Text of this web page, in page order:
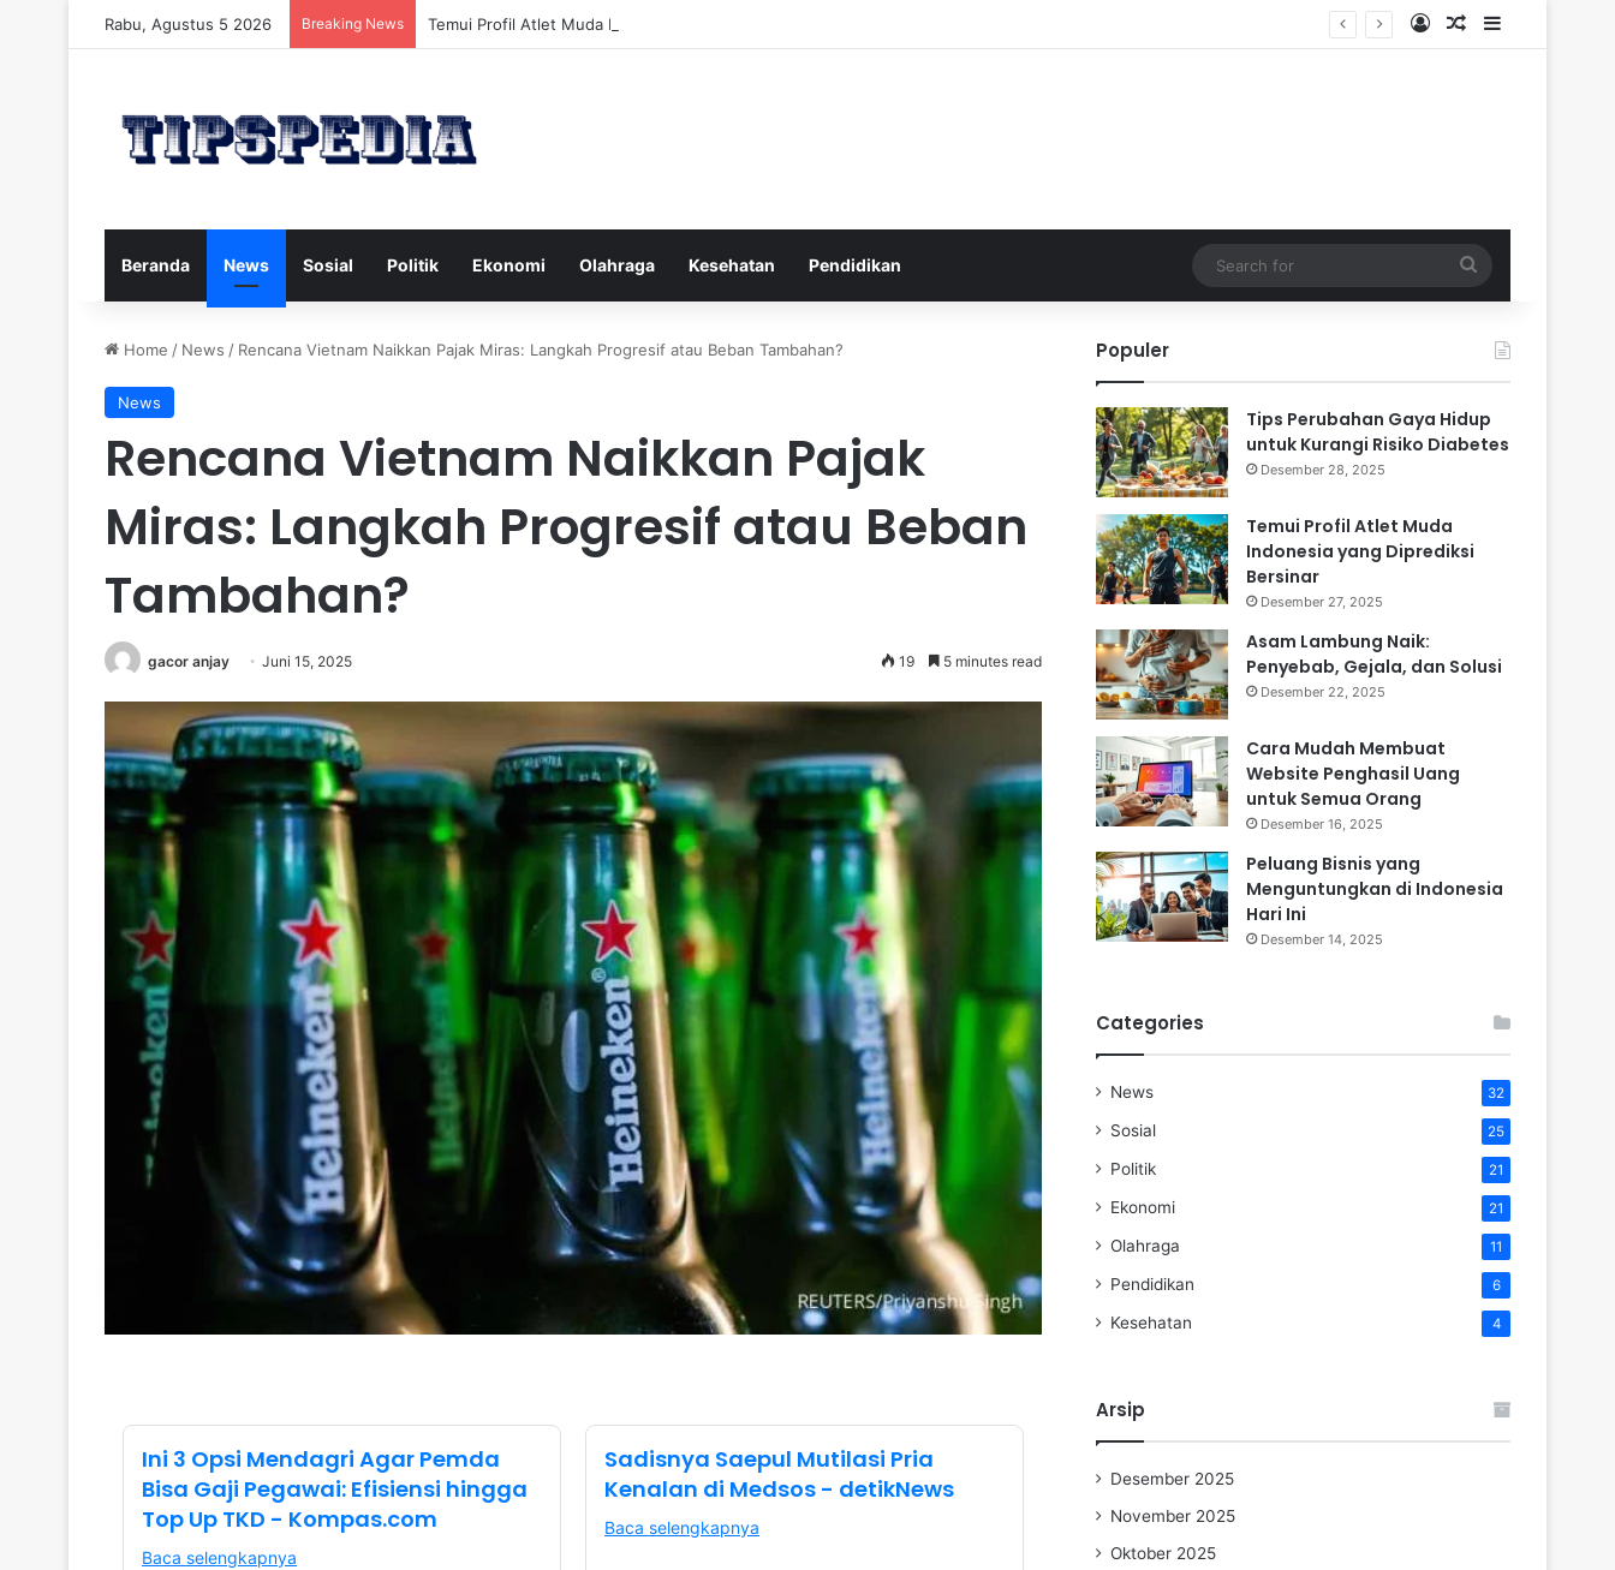
Rabu, Agustus 5 2026 Breaking News Temui Profil Atlet Muda Indonesia yang Diprediksi Bersinar Log InRandom Article
Sidebar
Beranda News Sosial Politik Ekonomi Olahraga Kesehatan Pendidikan
for
Home / News / Rencana Vietnam Naikkan Pajak Miras: Langkah Progresif atau Beban Tambahan?
News
Rencana Vietnam Naikkan Pajak
Miras: Langkah Progresif atau Beban
Tambahan?
gacor anjay Juni 15, 2025 19 5 minutes read
Ini 3 Opsi Mendagri Agar Pemda
Bisa Gaji Pegawai: Efisiensi hingga
Top Up TKD - Kompas.com
Baca selengkapnya
Sadisnya Saepul Mutilasi Pria
Kenalan di Medsos - detikNews
Baca selengkapnya
Populer
Tips Perubahan Gaya Hidup
untuk Kurangi Risiko Diabetes
Desember 28, 2025
Temui Profil Atlet Muda
Indonesia yang Diprediksi
Bersinar
Desember 27, 2025
Asam Lambung Naik:
Penyebab, Gejala, dan Solusi
Desember 22, 2025
Cara Mudah Membuat
Website Penghasil Uang
untuk Semua Orang
Desember 16, 2025
Peluang Bisnis yang
Menguntungkan di Indonesia
Hari Ini
Desember 14, 2025
Categories
News 32
Sosial 25
Politik 21
Ekonomi 21
Olahraga 11
Pendidikan 6
Kesehatan 4
Arsip
Desember 2025
November 2025
Oktober 2025